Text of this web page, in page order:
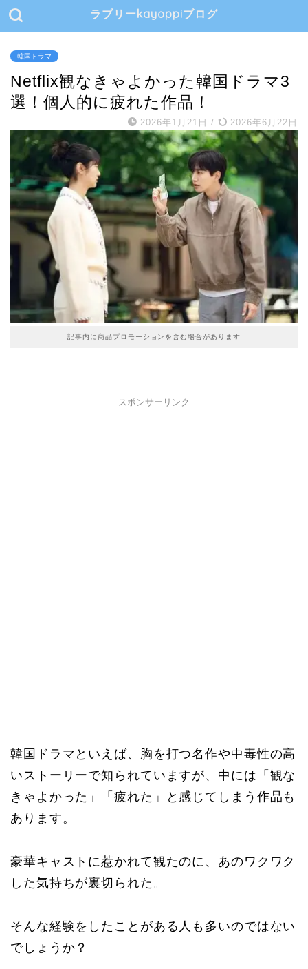
ラブリーkayoppiブログ
韓国ドラマ
Netflix観なきゃよかった韓国ドラマ3
選！個人的に疲れた作品！
2026年1月21日 / 2026年6月22日
記事内に商品プロモーションを含む場合があります
スポンサーリンク
韓国ドラマといえば、胸を打つ名作や中毒性の高
いストーリーで知られていますが、中には「観な
きゃよかった」「疲れた」と感じてしまう作品も
あります。
豪華キャストに惹かれて観たのに、あのワクワク
した気持ちが裏切られた。
そんな経験をしたことがある人も多いのではない
でしょうか？